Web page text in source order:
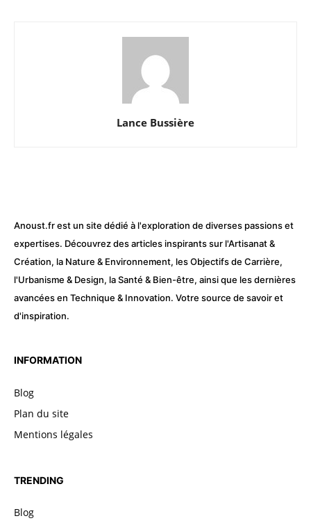
Lance Bussière
Anoust.fr est un site dédié à l'exploration de diverses passions et
expertises. Découvrez des articles inspirants sur l'Artisanat &
Création, la Nature & Environnement, les Objectifs de Carrière,
l'Urbanisme & Design, la Santé & Bien-être, ainsi que les dernières
avancées en Technique & Innovation. Votre source de savoir et
d'inspiration.
INFORMATION
Blog
Plan du site
Mentions légales
TRENDING
Blog